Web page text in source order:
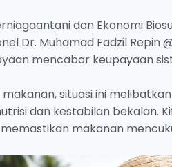
dan Ekonomi
Dr. Muhamad Fadzil
mencabar keupayaan
situasi ini
dan kestabilan bekalan.
makanan